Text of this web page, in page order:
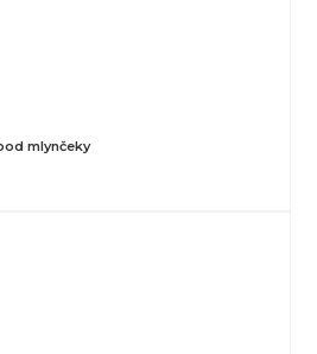
mlynčeky